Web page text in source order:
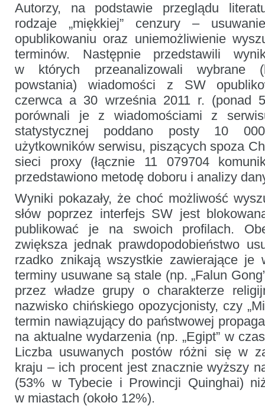
Autorzy, na podstawie przeglądu
rodzaje „miękkiej” cenzury –
opublikowaniu oraz uniemożliwienie
terminów. Następnie przedstawili
w których przeanalizowali wybrane
powstania) wiadomości z SW
czerwca a 30 września 2011 r. (ponad
porównali je z wiadomościami z
statystycznej poddano posty 10 000
użytkowników serwisu, piszących spoza
sieci proxy (łącznie 11 079704
przedstawiono metodę doboru i analizy
Wyniki pokazały, że choć możliwość
słów poprzez interfejs SW jest
publikować je na swoich profilach.
zwiększa jednak prawdopodobieństwo
rzadko znikają wszystkie zawierające je
terminy usuwane są stale (np. „Falun
przez władze grupy o charakterze
nazwisko chińskiego opozycjonisty, czy
termin nawiązujący do państwowej
na aktualne wydarzenia (np. „Egipt” w
Liczba usuwanych postów różni się w
kraju – ich procent jest znacznie wyższy
(53% w Tybecie i Prowincji Quinghai)
w miastach (około 12%).